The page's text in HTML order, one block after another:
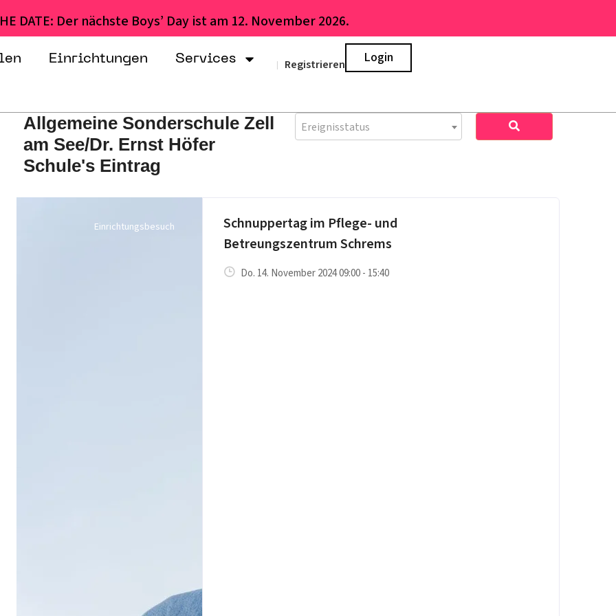
DATE: Der nächste Boys’ Day ist am 12. November 2026.
Einrichtungen Services | Registrieren Login
Allgemeine Sonderschule Zell
am See/Dr. Ernst Höfer
Schule's Eintrag
Ereignisstatus
Einrichtungsbesuch
Schnuppertag im Pflege- und
Betreungszentrum Schrems
Do. 14. November 2024 09:00 - 15:40